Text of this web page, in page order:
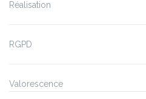
Réalisation
RGPD
Valorescence